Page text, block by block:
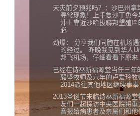
天灾前夕预兆吗？：沙巴州拿
寻常现象！上千隻沙丁魚今
沖上靠近沙哈拔聯邦墾殖區
必...
劲爆： 分享我们同胞在机场
的经过。 昨晚我见到华人
邦飞机场，仔细看看下原来...
已经在诗巫新福源堂当任三年
毅坚牧师及六年的卢爱玲牧
2014派往其他地区继续事奉
2013圣诞节来临诗巫新福源堂
友们一起探访中央医院将重
音报给病患者及亲属们和